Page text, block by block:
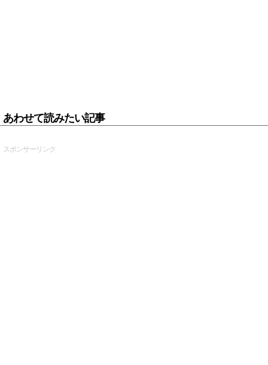
あわせて読みたい記事
スポンサーリンク